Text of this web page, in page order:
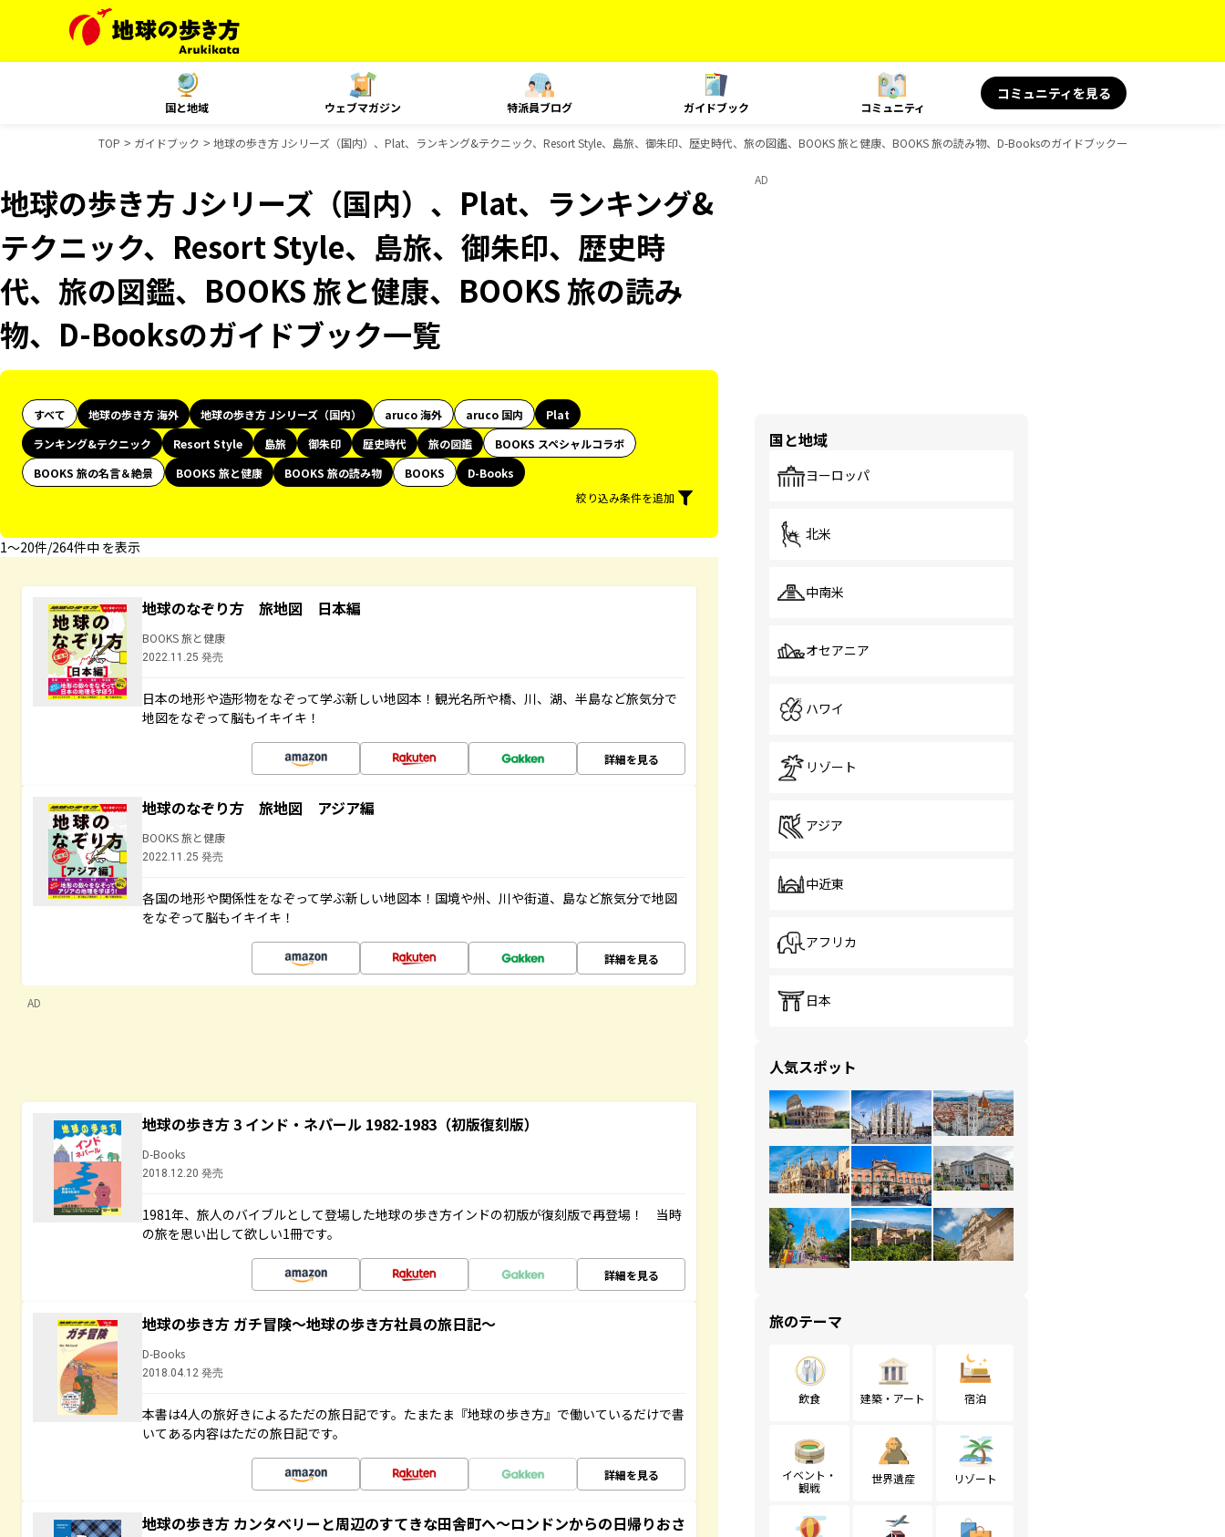
国と地域 ウェブマガジン 特派員ブログ ガイドブック コミュニティ
コミュニティを見る
TOP ガイドブック 地球の歩き方 Jシリーズ（国内）、Plat、ランキング&テクニック、Resort Style、島旅、御朱印、歴史時代、旅の図鑑、BOOKS 旅と健康、BOOKS 旅の読み物、D-Booksのガイドブック一覧
地球の歩き方 Jシリーズ（国内）、Plat、ランキング&
テクニック、Resort Style、島旅、御朱印、歴史時
代、旅の図鑑、BOOKS 旅と健康、BOOKS 旅の読み
物、D-Booksのガイドブック一覧
すべて 地球の歩き方 海外 地球の歩き方 Jシリーズ（国内） aruco 海外 aruco 国内
Plat
ランキング&テクニック
Resort Style 島旅 御朱印 歴史時代 旅の図鑑
BOOKS スペシャルコラボ
BOOKS 旅の名言＆絶景
BOOKS 旅と健康 BOOKS 旅の読み物 BOOKS
D-Books
絞り込み条件を追加
1〜20件/264件中 を表示
地球のなぞり方 旅地図 日本編
BOOKS 旅と健康
2022.11.25 発売
日本の地形や造形物をなぞって学ぶ新しい地図本！観光名所や橋、川、湖、半島など旅気分で
地図をなぞって脳もイキイキ！
詳細を見る
地球のなぞり方 旅地図 アジア編
BOOKS 旅と健康
2022.11.25 発売
各国の地形や関係性をなぞって学ぶ新しい地図本！国境や州、川や街道、島など旅気分で地図
をなぞって脳もイキイキ！
詳細を見る
AD
地球の歩き方 3 インド・ネパール 1982-1983（初版復刻版）
D-Books
2018.12.20 発売
1981年、旅人のバイブルとして登場した地球の歩き方インドの初版が復刻版で再登場！ 当時
の旅を思い出して欲しい1冊です。
詳細を見る
地球の歩き方 ガチ冒険～地球の歩き方社員の旅日記～
D-Books
2018.04.12 発売
本書は4人の旅好きによるただの旅日記です。たまたま『地球の歩き方』で働いているだけで書
いてある内容はただの旅日記です。
詳細を見る
地球の歩き方 カンタベリーと周辺のすてきな田舎町へ～ロンドンからの日帰りおさ
AD
国と地域
ヨーロッパ
北米
中南米
オセアニア
ハワイ
リゾート
アジア
中近東
アフリカ
日本
人気スポット
旅のテーマ
飲食 建築・アート 宿泊
イベント・
観戦
世界遺産 リゾート